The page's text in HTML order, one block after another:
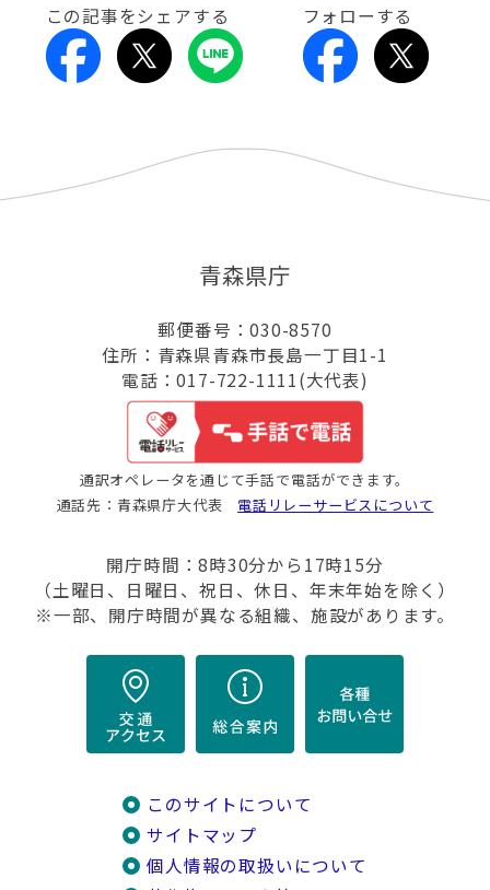
この記事をシェアする フォローする
青森県庁
郵便番号：030-8570
住所：青森県青森市長島一丁目1-1
電話：017-722-1111(大代表)
通訳オペレータを通じて手話で電話ができます。
通話先：青森県庁大代表 電話リレーサービスについて
開庁時間：8時30分から17時15分
（土曜日、日曜日、祝日、休日、年末年始を除く）
※一部、開庁時間が異なる組織、施設があります。
このサイトについて
サイトマップ
個人情報の取扱いについて